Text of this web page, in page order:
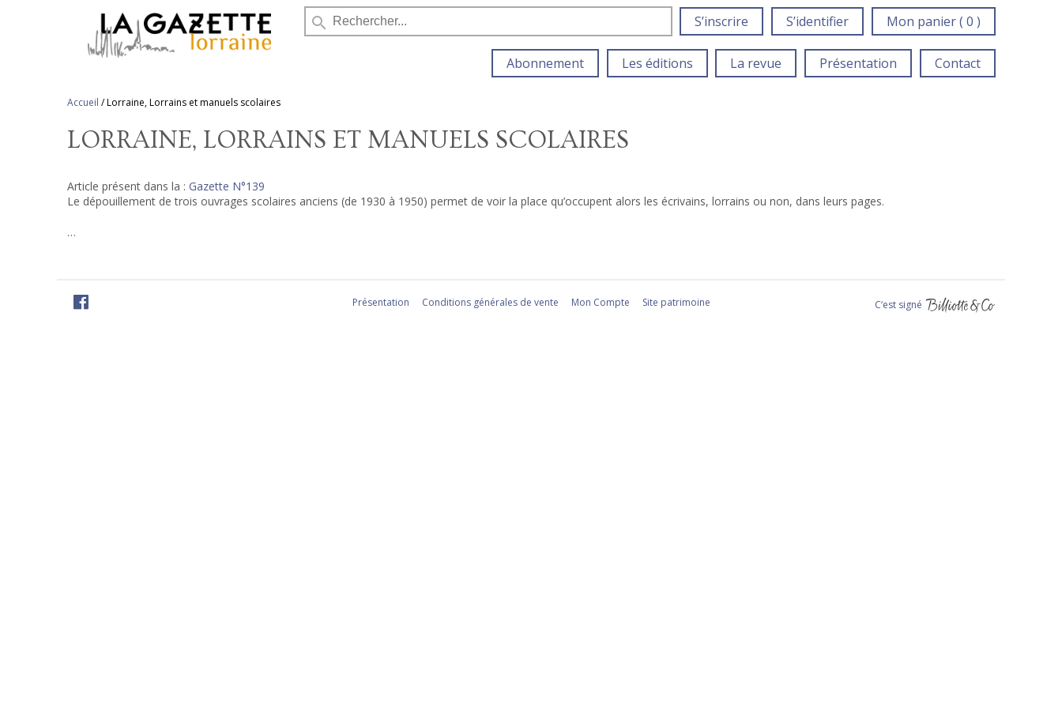
search S’inscrire S’identifier Mon panier ( 0 )
Abonnement Les éditions La revue Présentation Contact
Accueil /Lorraine, Lorrains et manuels scolaires
LORRAINE, LORRAINS ET MANUELS SCOLAIRES
Article présent dans la : Gazette N°139
Le dépouillement de trois ouvrages scolaires anciens (de 1930 à 1950) permet de voir la place qu’occupent alors les écrivains, lorrains ou non, dans leurs pages.
…
Présentation Conditions générales de vente Mon Compte Site patrimoine C‘est signé